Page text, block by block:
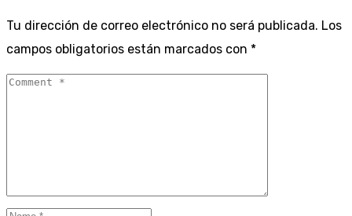
Tu dirección de correo electrónico no será publicada. Los
campos obligatorios están marcados con *